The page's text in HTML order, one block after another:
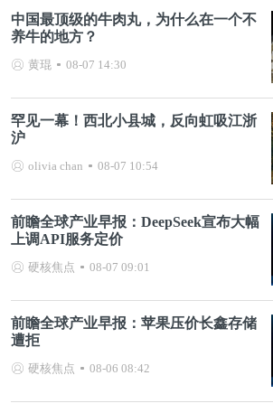
中国最顶级的牛肉丸，为什么在一个不
养牛的地方？
黄琨 08-07 14:30
罕见一幕！西北小县城，反向虹吸江浙
沪
olivia chan 08-07 10:54
前瞻全球产业早报：DeepSeek宣布大幅
上调API服务定价
硬核焦点 08-07 09:01
前瞻全球产业早报：苹果压价长鑫存储
遭拒
硬核焦点 08-06 08:42